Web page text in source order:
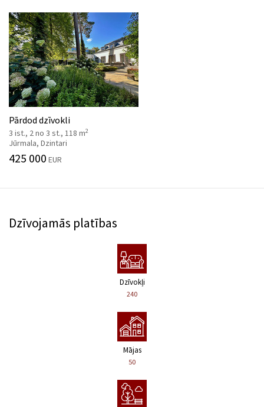
Pārdod dzīvokli
3 ist., 2 no 3 st., 118 m2
Jūrmala, Dzintari
425 000 EUR
Dzīvojamās platības
Dzīvokļi
240
Mājas
50